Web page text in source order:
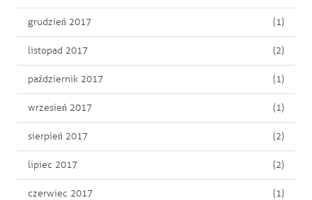
grudzień 2017 (1)
listopad 2017 (2)
październik 2017 (1)
wrzesień 2017 (1)
sierpień 2017 (2)
lipiec 2017 (2)
czerwiec 2017 (1)